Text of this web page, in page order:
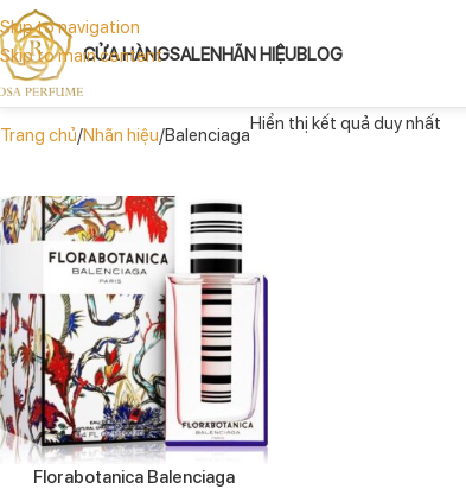
Skip to navigation
Skip to main content
CỬA HÀNGSALENHÃN HIỆUBLOG
Trang chủ Nhãn hiệu BalenciagaHiển thị kết quả duy nhất
Florabotanica Balenciaga